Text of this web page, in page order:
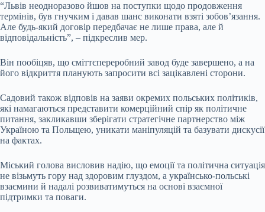
“Львів неодноразово йшов на поступки щодо продовження
термінів, був гнучким і давав шанс виконати взяті зобов’язання.
Але будь-який договір передбачає не лише права, але й
відповідальність”, – підкреслив мер.
Він пообіцяв, що сміттєпереробний завод буде завершено, а на
його відкриття планують запросити всі зацікавлені сторони.
Садовий також відповів на заяви окремих польських політиків,
які намагаються представити комерційний спір як політичне
питання, закликавши зберігати стратегічне партнерство між
Україною та Польщею, уникати маніпуляцій та базувати дискусії
на фактах.
Міський голова висловив надію, що емоції та політична ситуація
не візьмуть гору над здоровим глуздом, а українсько-польські
взаємини й надалі розвиватимуться на основі взаємної
підтримки та поваги.